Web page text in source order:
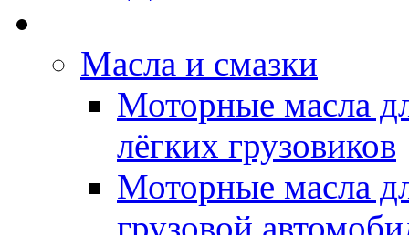
Масла и смазки
Моторные масла
лёгких грузовиков
Моторные масла